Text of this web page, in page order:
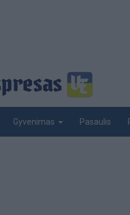
Gyvenimas Pasaulis